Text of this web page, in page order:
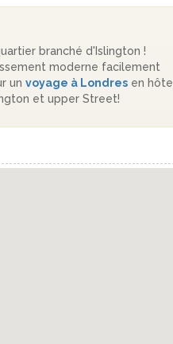
branché d'Islington !
moderne facilement
un voyage à Londres en
et upper Street!